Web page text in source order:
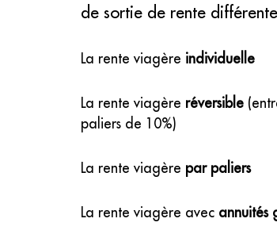
de sortie de rente
La rente viagère individuelle
La rente viagère réversible
paliers de 10%)
La rente viagère par paliers
La rente viagère avec annuités